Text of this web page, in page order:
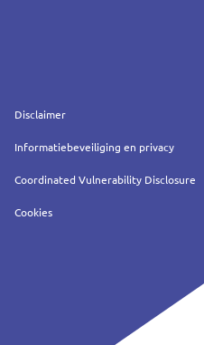
Service
Disclaimer
Informatiebeveiliging en privacy
Coordinated Vulnerability Disclosure
Cookies